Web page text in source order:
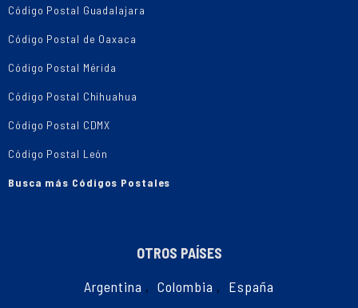
Código Postal Guadalajara
Código Postal de Oaxaca
Código Postal Mérida
Código Postal Chihuahua
Código Postal CDMX
Código Postal León
Busca más Códigos Postales
OTROS PAÍSES
Argentina , Colombia , España